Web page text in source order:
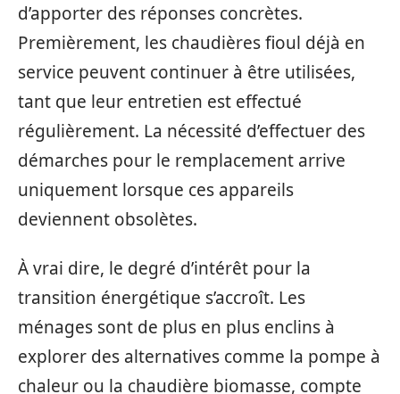
d’apporter des réponses concrètes.
Premièrement, les chaudières fioul déjà en
service peuvent continuer à être utilisées,
tant que leur entretien est effectué
régulièrement. La nécessité d’effectuer des
démarches pour le remplacement arrive
uniquement lorsque ces appareils
deviennent obsolètes.
À vrai dire, le degré d’intérêt pour la
transition énergétique s’accroît. Les
ménages sont de plus en plus enclins à
explorer des alternatives comme la pompe à
chaleur ou la chaudière biomasse, compte